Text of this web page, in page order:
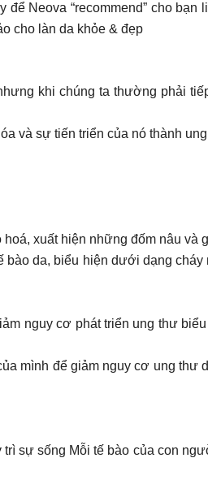
Neova “recommend” cho bạn
cho làn da khỏe & đẹp
khi chúng ta thường phải
và sự tiến triển của nó thành
xuất hiện những đốm nâu và
da, biểu hiện dưới dạng cháy
nguy cơ phát triển ung thư
mình để giảm nguy cơ ung thư
sự sống Mỗi tế bào của con